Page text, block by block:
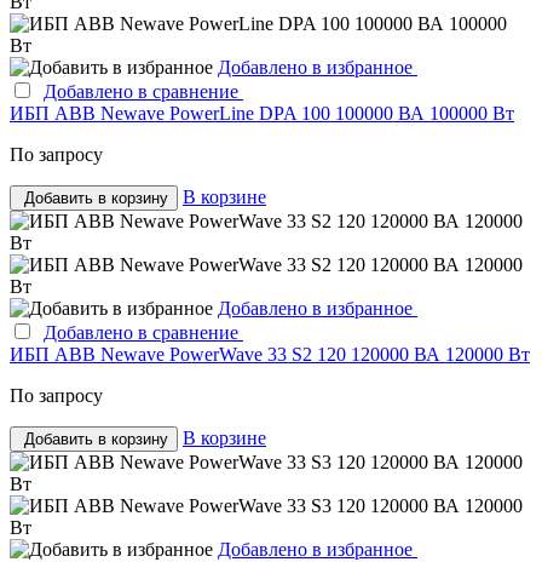
Добавлено в избранное
Добавлено в сравнение
ИБП ABB Newave PowerLine DPA 100 100000 ВА 100000 Вт
По запросу
Добавить в корзину В корзине
Добавлено в избранное
Добавлено в сравнение
ИБП ABB Newave PowerWave 33 S2 120 120000 ВА 120000 Вт
По запросу
Добавить в корзину В корзине
Добавлено в избранное